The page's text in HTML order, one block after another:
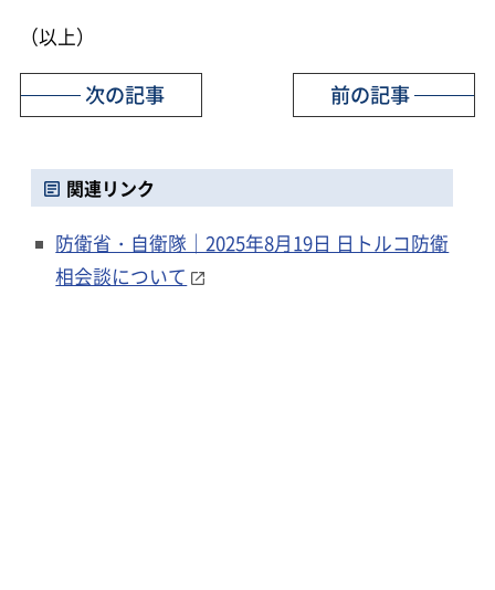
（以上）
前の記事
次の記事
関連リンク
防衛省・自衛隊｜2025年8月19日 日トルコ防衛
相会談について